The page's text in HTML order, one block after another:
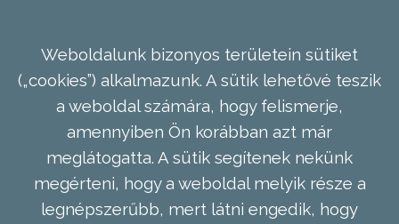
Weboldalunk bizonyos területein sütiket
(„cookies”) alkalmazunk. A sütik lehetővé teszik
a weboldal számára, hogy felismerje,
amennyiben Ön korábban azt már
meglátogatta. A sütik segítenek nekünk
megérteni, hogy a weboldal melyik része a
legnépszerűbb, mert látni engedik, hogy